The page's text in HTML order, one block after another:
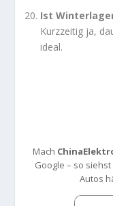
Ist
Kurzzeitig ja,
ideal.
Mach
Google – so
Autos